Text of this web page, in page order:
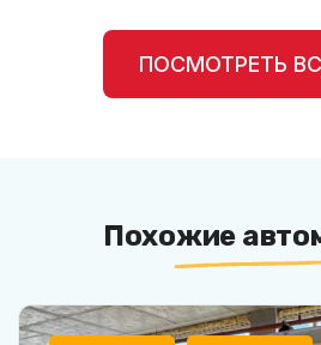
ПОСМОТРЕТЬ
Похожие